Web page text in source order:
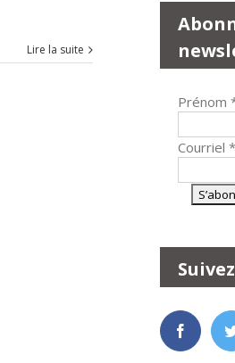
Lire la suite
Prénom
Courriel *